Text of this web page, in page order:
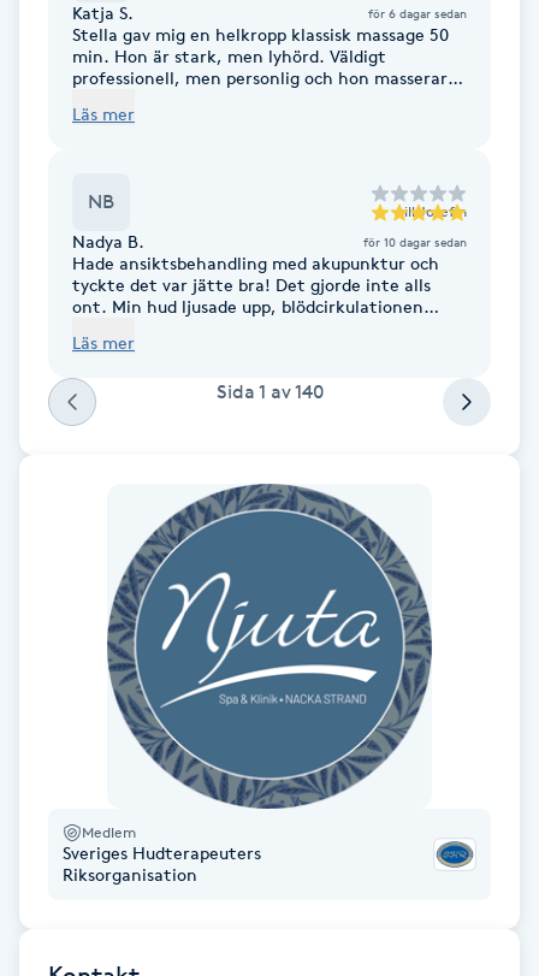
Hudföryngring
Huduppstramning
Hyaluronsyra
Hyperhidros
Hypnos
Hårborttagning
Hårbottenbehandling
Hårförlängning
Idrottsmassage
Katja S. för 6 dagar sedan
Stella gav mig en helkropp klassisk massage 50
min. Hon är stark, men lyhörd. Väldigt
professionell, men personlig och hon masserar
massage jag upplevt! Var rädd om henne! Ni har
Läs mer
NB till Josefin
Nadya B. för 10 dagar sedan
Hade ansiktsbehandling med akupunktur och
tyckte det var jätte bra! Det gjorde inte alls
ont. Min hud ljusade upp, blödcirkulationen
bra upplevelse och resultat! Rekommenderar
Läs mer
Sida 1 av140
Medlem
Sveriges Hudterapeuters
Riksorganisation